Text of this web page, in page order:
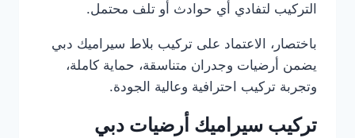
التركيب لتفادي أي حوادث أو تلف محتمل.
باختصار، الاعتماد على تركيب بلاط سيراميك دبي
يضمن أرضيات وجدران متناسقة، حماية كاملة،
وتجربة تركيب احترافية وعالية الجودة.
تركيب سيراميك أرضيات دبي